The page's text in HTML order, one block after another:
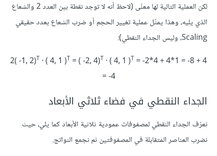
لكن العملية التالية لها معنًى (لاحظ أنه لا توجد نقطة بين العدد 2 والشعاع
الذي يليه، وهذا يمثّل عملية تغيير الحجم أو ضرب الشعاع بعدد حقيقي
Scaling، وليس الجداء النقطي):
2‪( -1, 2)T · ( 4, 1 )T = ( -2, 4)T · ( 4, 1 )T = -2*4 + 4*1 = -8 + 4
= -4
الجداء النقطي في فضاء ثلاثي الأبعاد
نعرّف الجداء النقطي لمصفوفات عمودية ثلاثية الأبعاد كما يلي، حيث
نضرب العناصر المتقابلة في المصفوفتين ثم نجمع النواتج.